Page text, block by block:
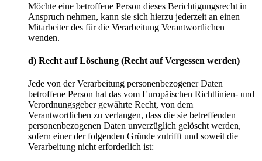
Möchte eine betroffene Person dieses Berichtigungsrecht in
Anspruch nehmen, kann sie sich hierzu jederzeit an einen
Mitarbeiter des für die Verarbeitung Verantwortlichen
wenden.
d) Recht auf Löschung (Recht auf Vergessen werden)
Jede von der Verarbeitung personenbezogener Daten
betroffene Person hat das vom Europäischen Richtlinien- und
Verordnungsgeber gewährte Recht, von dem
Verantwortlichen zu verlangen, dass die sie betreffenden
personenbezogenen Daten unverzüglich gelöscht werden,
sofern einer der folgenden Gründe zutrifft und soweit die
Verarbeitung nicht erforderlich ist: